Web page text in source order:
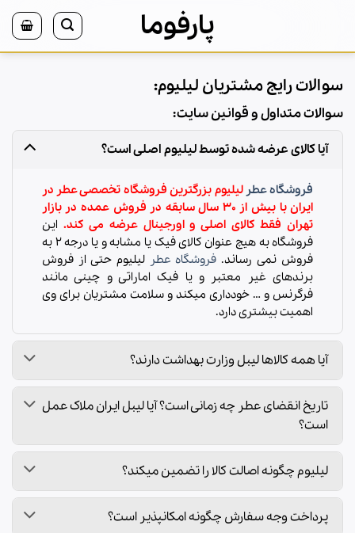
content
پارفوما
سوالات رایج مشتریان لیلیوم:
سوالات متداول و قوانین سایت:
آیا کالای عرضه شده توسط لیلیوم اصلی است؟
فروشگاه عطر لیلیوم بزرگترین فروشگاه تخصصی عطر در
ایران با بیش از ۳۰ سال سابقه در فروش عمده در بازار
تهران فقط کالای اصلی و اورجینال عرضه می کند. این
فروشگاه به هیچ عنوان کالای فیک یا مشابه و یا درجه ۲ به
فروش نمی رساند. فروشگاه عطر لیلیوم حتی از فروش
برندهای غیر معتبر و یا فیک اماراتی و چینی مانند
فرگرنس و … خودداری میکند و سلامت مشتریان برای وی
اهمیت بیشتری دارد.
آیا همه کالاها لیبل وزارت بهداشت دارند؟
تاریخ انقضای عطر چه زمانی است؟ آیا لیبل ایران ملاک عمل
است؟
لیلیوم چگونه اصالت کالا را تضمین میکند؟
پرداخت وجه سفارش چگونه امکانپذیر است؟